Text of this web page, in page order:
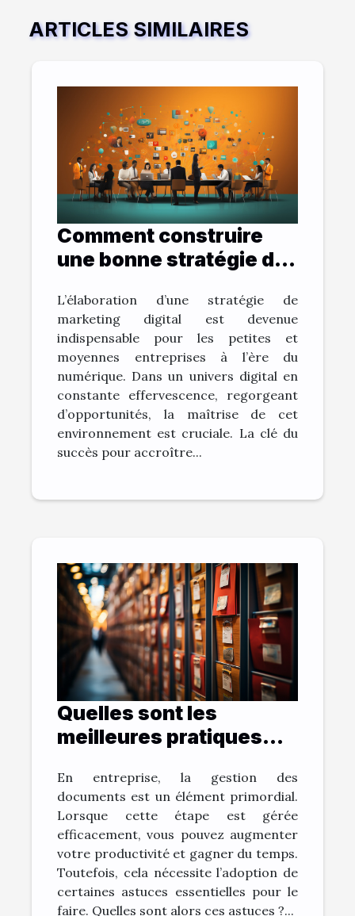
ARTICLES SIMILAIRES
Comment construire
une bonne stratégie de
L’élaboration d’une stratégie de
marketing digital est devenue
indispensable pour les petites et
moyennes entreprises à l’ère du
numérique. Dans un univers digital en
constante effervescence, regorgeant
d’opportunités, la maîtrise de cet
environnement est cruciale. La clé du
succès pour accroître...
Quelles sont les
meilleures pratiques
documents et gagner
du temps ?
En entreprise, la gestion des
documents est un élément primordial.
Lorsque cette étape est gérée
efficacement, vous pouvez augmenter
votre productivité et gagner du temps.
Toutefois, cela nécessite l’adoption de
certaines astuces essentielles pour le
faire. Quelles sont alors ces astuces ?...